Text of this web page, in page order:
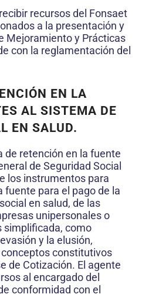
recursos del Fonsaet
a la presentación y
Mejoramiento y Prácticas
con la reglamentación del
EN LA
AL SISTEMA DE
EN SALUD.
de retención en la fuente
de Seguridad Social
los instrumentos para
fuente para el pago de la
en salud, de las
unipersonales o
simplificada, como
y la elusión,
constitutivos
de Cotización. El agente
al encargado del
conformidad con el